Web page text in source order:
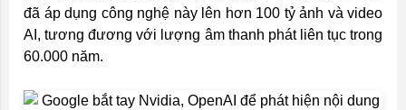
đã áp dụng công nghệ này lên hơn 100 tỷ ảnh và video
AI, tương đương với lượng âm thanh phát liên tục trong
60.000 năm.